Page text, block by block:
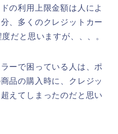
の利用上限金額は人によ
、多くのクレジットカー
だと思いますが、、、。
ーで困っている人は、ポ
品の購入時に、クレジッ
えてしまったのだと思い